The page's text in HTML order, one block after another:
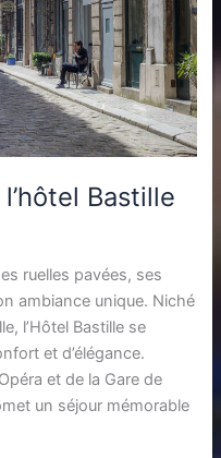
Bastille
ruelles pavées, ses
ambiance unique. Niché
l’Hôtel Bastille se
et d’élégance.
et de la Gare de
un séjour mémorable